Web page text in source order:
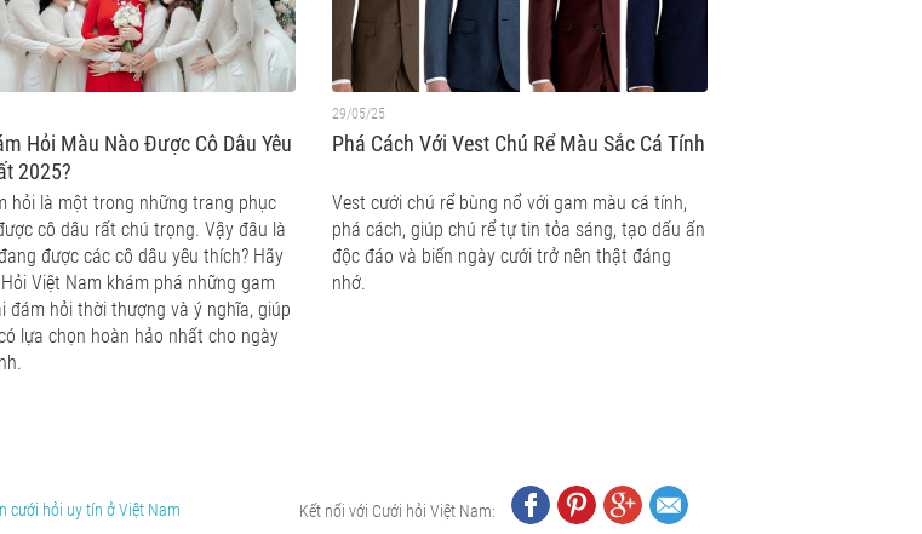
Hỏi Màu Nào Được Cô Dâu Yêu
2025?
hỏi là một trong những trang phục
cô dâu rất chú trọng. Vậy đâu là
được các cô dâu yêu thích? Hãy
Việt Nam khám phá những gam
đám hỏi thời thượng và ý nghĩa, giúp
lựa chọn hoàn hảo nhất cho ngày
29/05/25
Phá Cách Với Vest Chú Rể Màu Sắc Cá Tính
Vest cưới chú rể bùng nổ với gam màu cá tính,
phá cách, giúp chú rể tự tin tỏa sáng, tạo dấu ấn
độc đáo và biến ngày cưới trở nên thật đáng
nhớ.
cưới hỏi uy tín ở Việt Nam Kết nối với Cưới hỏi Việt Nam: